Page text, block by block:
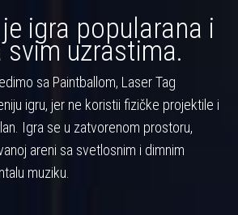
igra popularana i
uzrastima.
sa Paintballom, Laser Tag
igru, jer ne koristii fizičke projektile i
Igra se u zatvorenom prostoru,
areni sa svetlosnim i dimnim
muziku.